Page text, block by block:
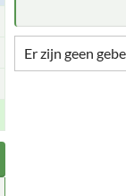
Er zijn geen